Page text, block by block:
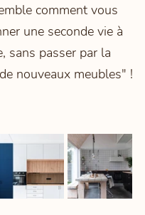
comment vous
une seconde vie à
sans passer par la
nouveaux meubles" !